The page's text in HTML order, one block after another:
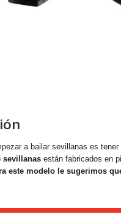
a bailar sevillanas es
sevillanas están fabricados en
este modelo le sugerimos